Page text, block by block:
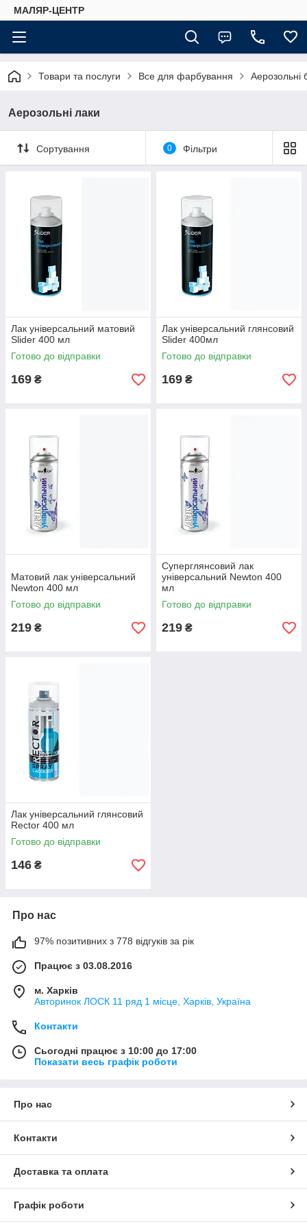
МАЛЯР-ЦЕНТР
Товари та послуги Все для фарбування Аерозольні
Аерозольні лаки
Сортування 0 Фільтри
Лак універсальний матовий
Slider 400 мл
Готово до відправки
169 ₴
Лак універсальний глянсовий
Slider 400мл
Готово до відправки
169 ₴
Матовий лак універсальний
Newton 400 мл
Готово до відправки
219 ₴
Суперглянсовий лак
універсальний Newton 400
мл
Готово до відправки
219 ₴
Лак універсальний глянсовий
Rector 400 мл
Готово до відправки
146 ₴
Про нас
97% позитивних з 778 відгуків за рік
Працює з 03.08.2016
м. Харків
Авторинок ЛОСК 11 ряд 1 місце, Харків, Україна
Контакти
Сьогодні працює з 10:00 до 17:00
Показати весь графік роботи
Про нас
Контакти
Доставка та оплата
Графік роботи